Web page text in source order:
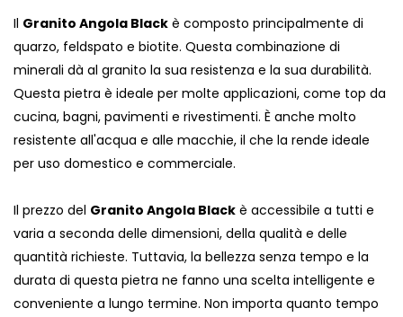
Il Granito Angola Black è composto principalmente di
quarzo, feldspato e biotite. Questa combinazione di
minerali dà al granito la sua resistenza e la sua durabilità.
Questa pietra è ideale per molte applicazioni, come top da
cucina, bagni, pavimenti e rivestimenti. È anche molto
resistente all'acqua e alle macchie, il che la rende ideale
per uso domestico e commerciale.
Il prezzo del Granito Angola Black è accessibile a tutti e
varia a seconda delle dimensioni, della qualità e delle
quantità richieste. Tuttavia, la bellezza senza tempo e la
durata di questa pietra ne fanno una scelta intelligente e
conveniente a lungo termine. Non importa quanto tempo